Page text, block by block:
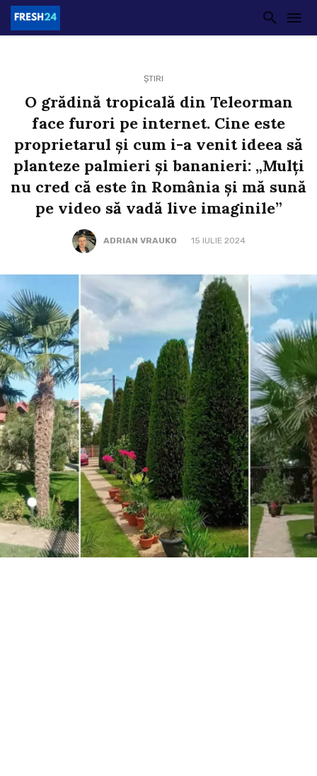
ȘTIRI
O grădină tropicală din Teleorman
face furori pe internet. Cine este
proprietarul și cum i-a venit ideea să
planteze palmieri și bananieri: „Mulți
nu cred că este în România și mă sună
pe video să vadă live imaginile”
ADRIAN VRAUKO 15 IULIE 2024